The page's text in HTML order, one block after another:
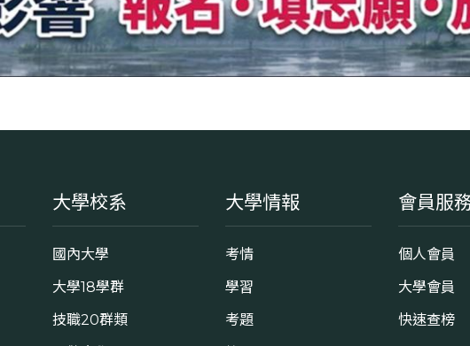
大學校系
國內大學
大學18學群
技職20群類
大學情報
考情
學習
考題
會員服
個人會員
大學會員
快速查榜